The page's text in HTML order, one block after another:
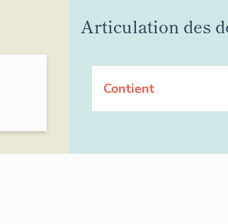
Articulation des
Contient